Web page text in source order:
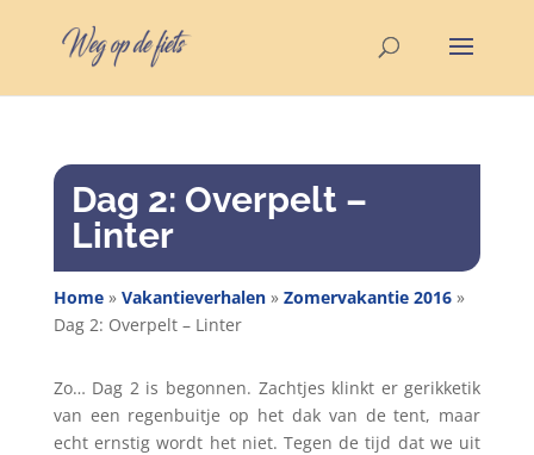
Dag 2: Overpelt –
Linter
Home» Vakantieverhalen» Zomervakantie 2016»
Dag 2: Overpelt – Linter
Zo… Dag 2 is begonnen. Zachtjes klinkt er gerikketik
van een regenbuitje op het dak van de tent, maar
echt ernstig wordt het niet. Tegen de tijd dat we uit